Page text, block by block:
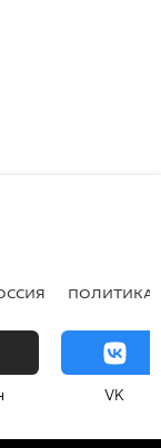
ПОЛИТИКА
VK